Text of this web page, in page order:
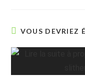
VOUS DEVRIEZ